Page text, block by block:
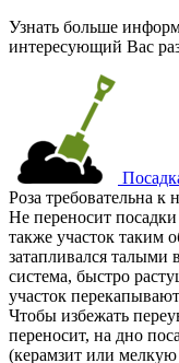
Узнать больше
интересующий Вас
Роза требовательна
Не переносит
также участок таким
затапливался талыми
система, быстро
участок
Чтобы избежать
переносит, на дно
(керамзит или